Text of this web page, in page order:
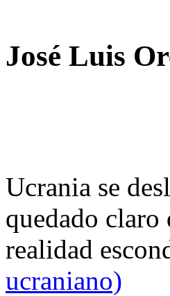
José Luis
Ucrania se
quedado claro
realidad
ucraniano)